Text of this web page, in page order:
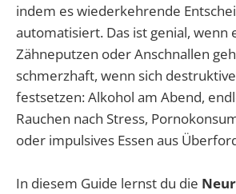
indem es wiederkehrende
automatisiert. Das ist genial, wenn
Zähneputzen oder Anschnallen
schmerzhaft, wenn sich
festsetzen: Alkohol am Abend,
Rauchen nach Stress,
oder impulsives Essen aus
In diesem Guide lernst du die